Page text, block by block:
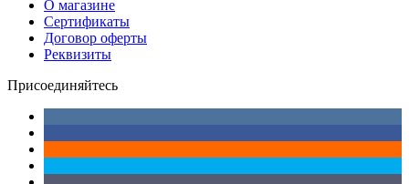
О магазине
Сертификаты
Договор оферты
Реквизиты
Присоединяйтесь